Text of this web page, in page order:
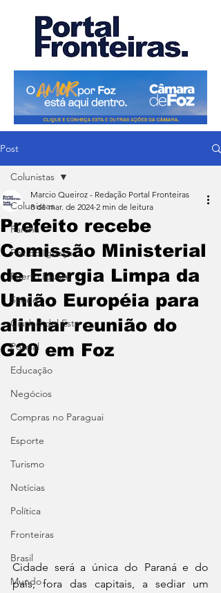
Post
Colunistas
Paraná
Foz do Iguaçu
Puerto Iguazu
Saúde
Ciudad del Este
Policial
Educação
Negócios
Compras no Paraguai
Esporte
Turismo
Notícias
Política
Fronteiras
Brasil
Mundo
Colunistas
Prefeito recebe
Comissão Ministerial
de Energia Limpa da
União Européia para
alinhar reunião do
G20 em Foz
Marcio Queiroz - Redação Portal Fronteiras
8 de mar. de 2024 2 min de leitura
Cidade será a única do Paraná e do
país, fora das capitais, a sediar um